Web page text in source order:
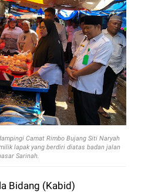
Camat Rimbo Bujang Siti Naryah
lapak yang berdiri diatas badan jalan
Sarinah.
Bidang (Kabid)